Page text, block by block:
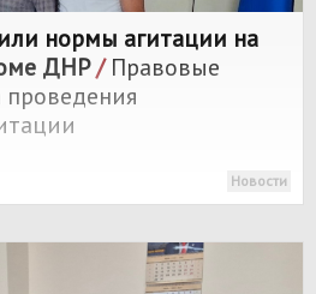
нормы агитации на
ДНР/Правовые
Новости